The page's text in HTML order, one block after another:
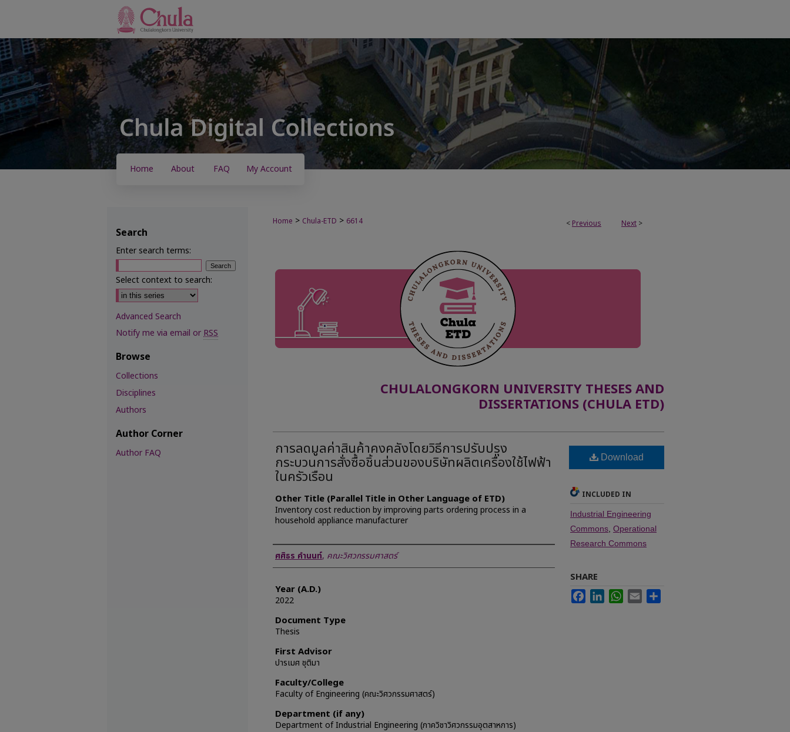
Home About FAQ My Account
< Previous Next >
Home > Chula-ETD > 6614
CHULALONGKORN UNIVERSITY THESES AND
DISSERTATIONS (CHULA ETD)
การลดมูลค่าสินค้าคงคลังโดยวิธีการปรับปรุง
กระบวนการสั่งซื้อชิ้นส่วนของบริษัทผลิตเครื่องใช้ไฟฟ้า
ในครัวเรือน
Other Title (Parallel Title in Other Language of ETD)
Inventory cost reduction by improving parts ordering process in a
household appliance manufacturer
Author
ศศิธร คำนนท์, คณะวิศวกรรมศาสตร์
Year (A.D.)
2022
Document Type
Thesis
First Advisor
ปารเมศ ชุติมา
Faculty/College
Faculty of Engineering (คณะวิศวกรรมศาสตร์)
Department (if any)
Department of Industrial Engineering (ภาควิชาวิศวกรรมอุตสาหการ)
Download
INCLUDED IN
Industrial Engineering
Commons Operational
Research Commons
SHARE
FacebookLinkedInWhatsApp
Email
Search
Enter search terms:
Select context to search:
Advanced Search
Notify me via email orRSS
Browse
Collections
Disciplines
Authors
Author Corner
Author FAQ